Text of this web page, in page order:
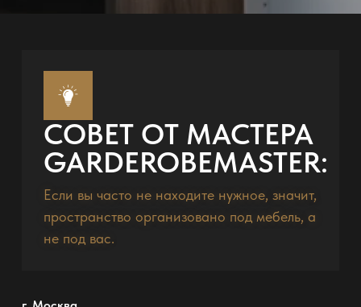
СОВЕТ ОТ МАСТЕРА
GARDEROBEMASTER:
Если вы часто не находите нужное, значит,
пространство организовано под мебель, а
не под вас.